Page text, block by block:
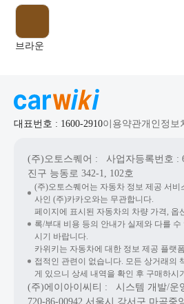
브라운
대표번호 : 1600-2910이용약관개인정보
(주)오토스퀘어 : 사업자등록번호 :
진구 능동로 342-1, 102호
(주)오토스퀘어는 자동차 정보 제공 서비
사인 (주)카카오와는 무관합니다.
페이지에 표시된 자동차의 차량 가격, 옵
록/부대 비용 등의 안내가 실제와 다를
시기 바랍니다.
카위키는 자동차에 대한 정보 제공 플랫
접적인 관련이 없습니다. 모든 상거래의
게 있으니 상세 내역을 확인 후 구매하시
(주)에이아이씨티 : 시스템 개발/운
720-86-00942 서울시 강서구 마곡중